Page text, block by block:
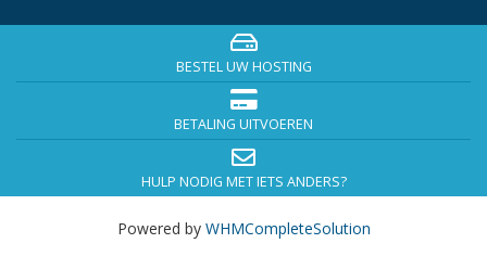
BESTEL UW HOSTING
BETALING UITVOEREN
HULP NODIG MET IETS ANDERS?
Powered by WHMCompleteSolution